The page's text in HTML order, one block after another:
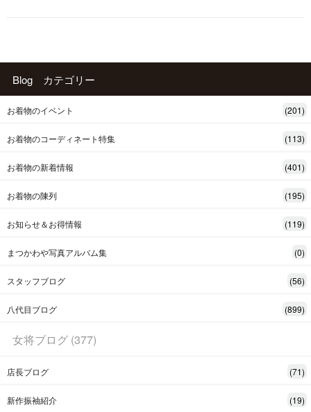
Blog カテゴリー
お着物のイベント (201)
お着物のコーディネート特集 (113)
お着物の新着情報 (401)
お着物の陳列 (195)
お知らせ＆お得情報 (119)
まつかわや写真アルバム集 (0)
スタッフブログ (56)
八代目ブログ (899)
女将ブログ (377)
店長ブログ (71)
新作振袖紹介 (19)